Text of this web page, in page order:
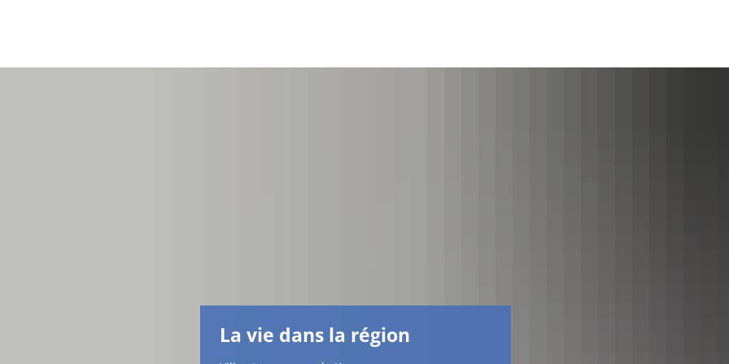
La vie dans la région